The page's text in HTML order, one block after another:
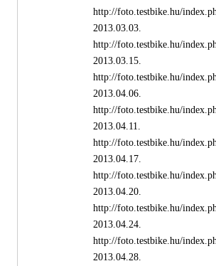
http://foto.testbike.hu/
2013.03.03.
http://foto.testbike.hu/
2013.03.15.
http://foto.testbike.hu/
2013.04.06.
http://foto.testbike.hu/
2013.04.11.
http://foto.testbike.hu/
2013.04.17.
http://foto.testbike.hu/
2013.04.20.
http://foto.testbike.hu/
2013.04.24.
http://foto.testbike.hu/
2013.04.28.